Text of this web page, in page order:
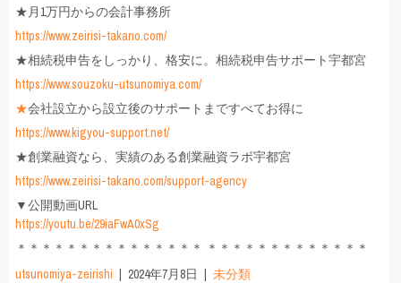
★月1万円からの会計事務所
https://www.zeirisi-takano.com/
★相続税申告をしっかり、格安に。相続税申告サポート宇都宮
https://www.souzoku-utsunomiya.com/
★会社設立から設立後のサポートまですべてお得に
https://www.kigyou-support.net/
★創業融資なら、実績のある創業融資ラボ宇都宮
https://www.zeirisi-takano.com/support-agency
▼公開動画URL
https://youtu.be/29iaFwA0xSg
＊＊＊＊＊＊＊＊＊＊＊＊＊＊＊ ＊＊＊＊＊＊＊＊＊＊＊＊＊
utsunomiya-zeirishi
2024年7月8日 未分類